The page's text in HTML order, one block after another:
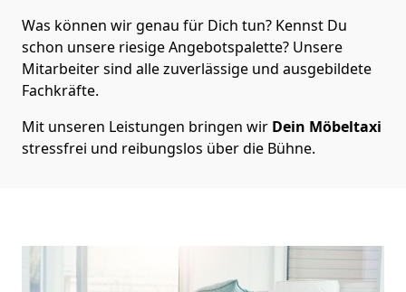
Was können wir genau für Dich tun? Kennst Du
schon unsere riesige Angebotspalette? Unsere
Mitarbeiter sind alle zuverlässige und ausgebildete
Fachkräfte.
Mit unseren Leistungen bringen wir Dein Möbeltaxi
stressfrei und reibungslos über die Bühne.